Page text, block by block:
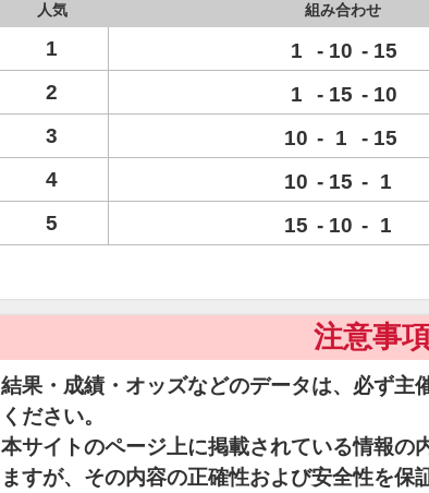
人気 組み合わせ
1 1 - 10 - 15
2
1 - 15 - 10
3
10 - 1 - 15
4
10 - 15 - 1
5
15 - 10 - 1
注意事
結果・成績・オッズなどのデータは、必ず主
ください。
本サイトのページ上に掲載されている情報の
ますが、その内容の正確性および安全性を保